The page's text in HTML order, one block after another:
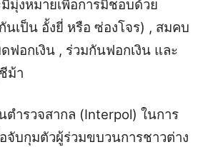
มุ่งหมายเพื่อการมิชอบด้วย
เป็น อั้งยี่ หรือ ซ่องโจร) , สมคบ
ฟอกเงิน , ร่วมกันฟอกเงิน และ
ม้า
ำรวจสากล (Interpol) ในการ
จับกุมตัวผู้ร่วมขบวนการชาวต่าง